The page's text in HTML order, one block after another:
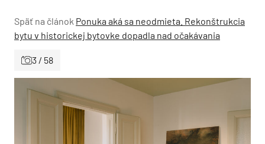
Späť na článok Ponuka aká sa neodmieta. Rekonštrukcia
bytu v historickej bytovke dopadla nad očakávania
3 / 58